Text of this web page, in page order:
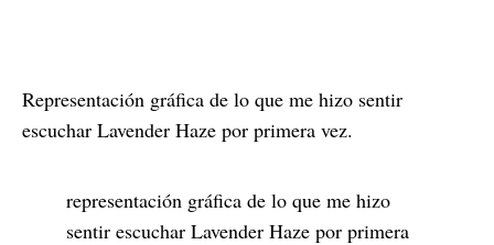
Representación gráfica de lo que me hizo sentir
escuchar Lavender Haze por primera vez.
representación gráfica de lo que me hizo
sentir escuchar Lavender Haze por primera